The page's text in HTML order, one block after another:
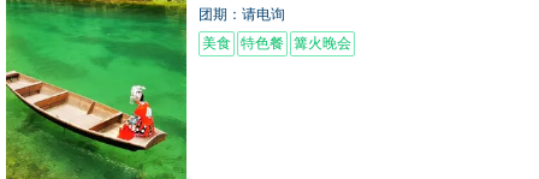
团期：请电询
美食 特色餐 篝火晚会